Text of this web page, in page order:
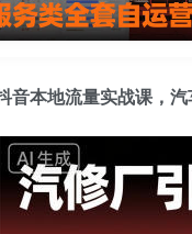
音本地流量实战课，